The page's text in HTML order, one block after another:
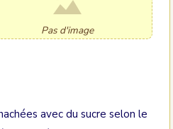
Pas d'image
avec du sucre selon le